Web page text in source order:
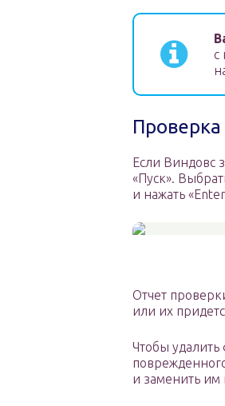
с
Если Виндовс
«Пуск».
и нажать
Отчет
или их
Чтобы
и заменить